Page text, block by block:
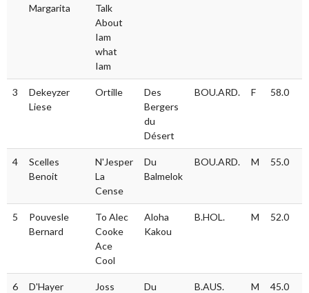
Margarita
Talk
About
Iam
what
Iam
3
Dekeyzer
Liese
Ortille
Des
Bergers
du
Désert
BOU.ARD. F 58.0
4
Scelles
Benoit
N'Jesper
La
Cense
Du
Balmelok
BOU.ARD. M 55.0
5
Pouvesle
Bernard
To Alec
Cooke
Ace
Cool
Aloha
Kakou
B.HOL. M 52.0
6
D'Hayer
Joss
Du
B.AUS. M 45.0